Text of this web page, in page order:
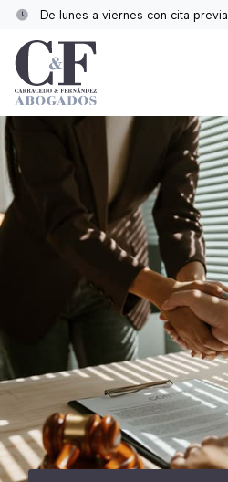
De lunes a viernes con cita previa